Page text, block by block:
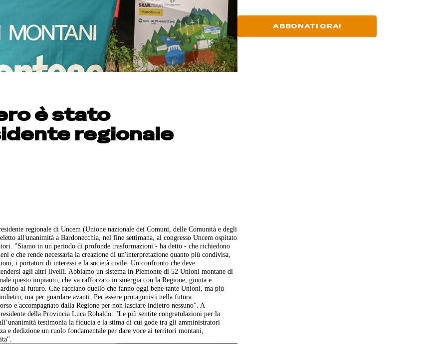
è stato
regionale
regionale di Uncem (Unione nazionale dei Comuni, delle Comunità e degli
all'unanimità a Bardonecchia, nel fine settimana, al congresso Uncem ospitato
"Siamo in un periodo di profonde trasformazioni - ha detto - che richiedono
e che rende necessaria la creazione di un'interpretazione quanto più condivisa,
i portatori di interessi e la società civile. Un confronto che deve
agli altri livelli. Abbiamo un sistema in Piemonte di 52 Unioni montane di
questo impianto, che va rafforzato in sinergia con la Regione, giunta e
al futuro. Che facciano quello che fanno oggi bene tante Unioni, ma più
ma per guardare avanti. Per essere protagonisti nella futura
e accompagnato dalla Regione per non lasciare indietro nessuno". A
della Provincia Luca Robaldo: "Le più sentite congratulazioni per la
testimonia la fiducia e la stima di cui gode tra gli amministratori
e dedizione un ruolo fondamentale per dare voce ai territori montani,
ABBONATI ORA!